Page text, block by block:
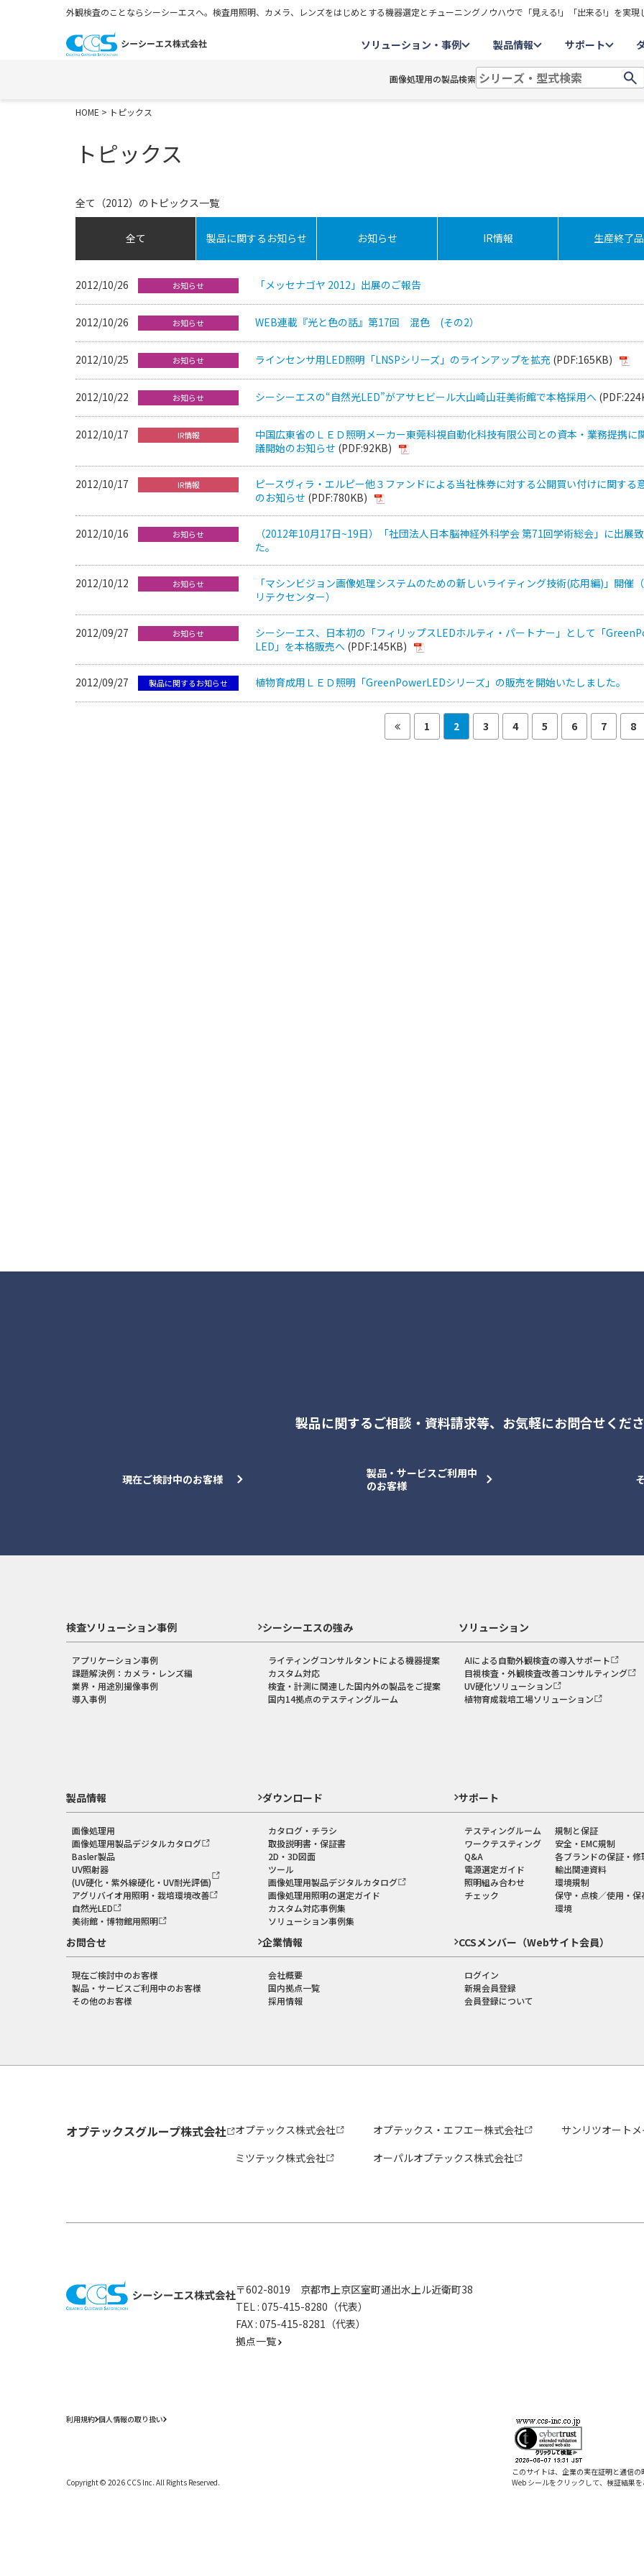
外観検査のことならシーシーエスへ。検査用照明、カメラ、レンズをはじめとする機器選定とチューニングノウハウで「見える!」「出来る!」を実現
ソリューション・事例 製品情報 サポート
画像処理用の製品検索
HOME > トピックス
トピックス
全て（2012）のトピックス一覧
全て 製品に関するお知らせ お知らせ IR情報 生産終了品
2012/10/26 お知らせ 「メッセナゴヤ 2012」出展のご報告
2012/10/26 お知らせ WEB連載『光と色の話』第17回 混色 (その2）
2012/10/25 お知らせ ラインセンサ用LED照明「LNSPシリーズ」のラインアップを拡充 (PDF:165KB)
2012/10/22 お知らせ シーシーエスの“自然光LED”がアサヒビール大山崎山荘美術館で本格採用へ
2012/10/17 IR情報
中国広東省のＬＥＤ照明メーカー東莞科視自動化科技有限公司との資本・業務提携に
議開始のお知らせ (PDF:92KB)
2012/10/17 IR情報
ピースヴィラ・エルピー他３ファンドによる当社株券に対する公開買い付けに関する
のお知らせ (PDF:780KB)
2012/10/16 お知らせ
（2012年10月17日~19日）「社団法人日本脳神経外科学会 第71回学術総会」に出展
た。
2012/10/12 お知らせ
「マシンビジョン画像処理システムのための新しいライティング技術(応用編)」開催
リテクセンター）
2012/09/27 お知らせ
シーシーエス、日本初の「フィリップスLEDホルティ・パートナー」として「
LED」を本格販売へ (PDF:145KB)
2012/09/27 製品に関するお知らせ 植物育成用ＬＥＤ照明「GreenPowerLEDシリーズ」の販売を開始いたしました。
1 2 3 4 5 6 7 8
製品に関するご相談・資料請求等、 お気軽にお問合せくださ
現在ご検討中のお客様
製品・サービスご利用中
のお客様
検査ソリューション事例
アプリケーション事例
課題解決例：カメラ・レンズ編
業界・用途別撮像事例
導入事例
シーシーエスの強み
ライティングコンサルタントによる機器提案
カスタム対応
検査・計測に関連した国内外の製品をご提案
国内14拠点のテスティングルーム
ソリューション
AIによる自動外観検査の導入サポート
目視検査・外観検査改善コンサルティング
UV硬化ソリューション
植物育成栽培工場ソリューション
製品情報
画像処理用
画像処理用製品デジタルカタログ
Basler製品
UV照射器
(UV硬化・紫外線硬化・UV耐光評価)
アグリバイオ用照明・栽培環境改善
自然光LED
美術館・博物館用照明
ダウンロード
カタログ・チラシ
取扱説明書・保証書
2D・3D図面
ツール
画像処理用製品デジタルカタログ
画像処理用照明の選定ガイド
カスタム対応事例集
ソリューション事例集
サポート
テスティングルーム
ワークテスティング
Q&A
電源選定ガイド
照明組み合わせ
チェック
規制と保証
安全・EMC規制
各ブランドの保証・修
輸出関連資料
環境規制
保守・点検／使用・保
環境
お問合せ
現在ご検討中のお客様
製品・サービスご利用中のお客様
その他のお客様
企業情報
会社概要
国内拠点一覧
採用情報
CCSメンバー（Webサイト会員）
ログイン
新規会員登録
会員登録について
オプテックスグループ株式会社 オプテックス株式会社 オプテックス・エフエー株式会社
サンリツオート
ミツテック株式会社
オーパルオプテックス株式会社
〒602-8019 京都市上京区室町通出水上ル近衛町38
TEL : 075-415-8280（代表）
FAX : 075-415-8281（代表）
拠点一覧
利用規約 個人情報の取り扱い
Copyright © 2026 CCS Inc. All Rights Reserved.
このサイトは、企業の実在証明と通信
Web シールをクリックして、検証結果を